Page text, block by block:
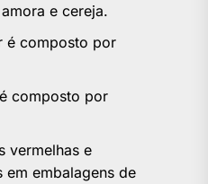
e cereja.
é composto por
composto por
vermelhas e
embalagens de